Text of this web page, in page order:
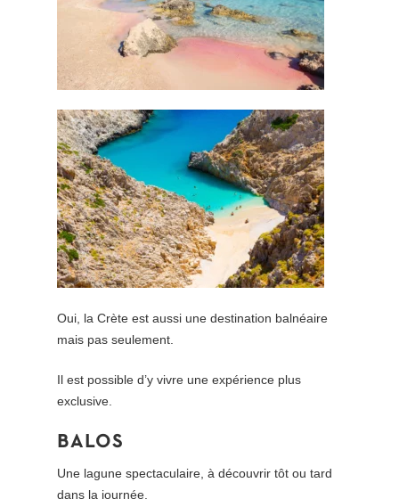
Oui, la Crète est aussi une destination balnéaire
mais pas seulement.
Il est possible d’y vivre une expérience plus
exclusive.
BALOS
Une lagune spectaculaire, à découvrir tôt ou tard
dans la journée.